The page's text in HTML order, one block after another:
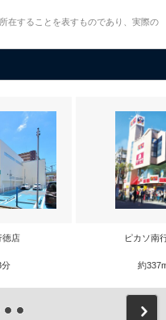
在することを表すものであり、実際の
徳店
分
ピカソ南
約